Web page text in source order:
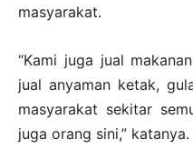
masyarakat.
“Kami juga jual
jual anyaman ketak,
masyarakat sekitar
juga orang sini,” katanya.